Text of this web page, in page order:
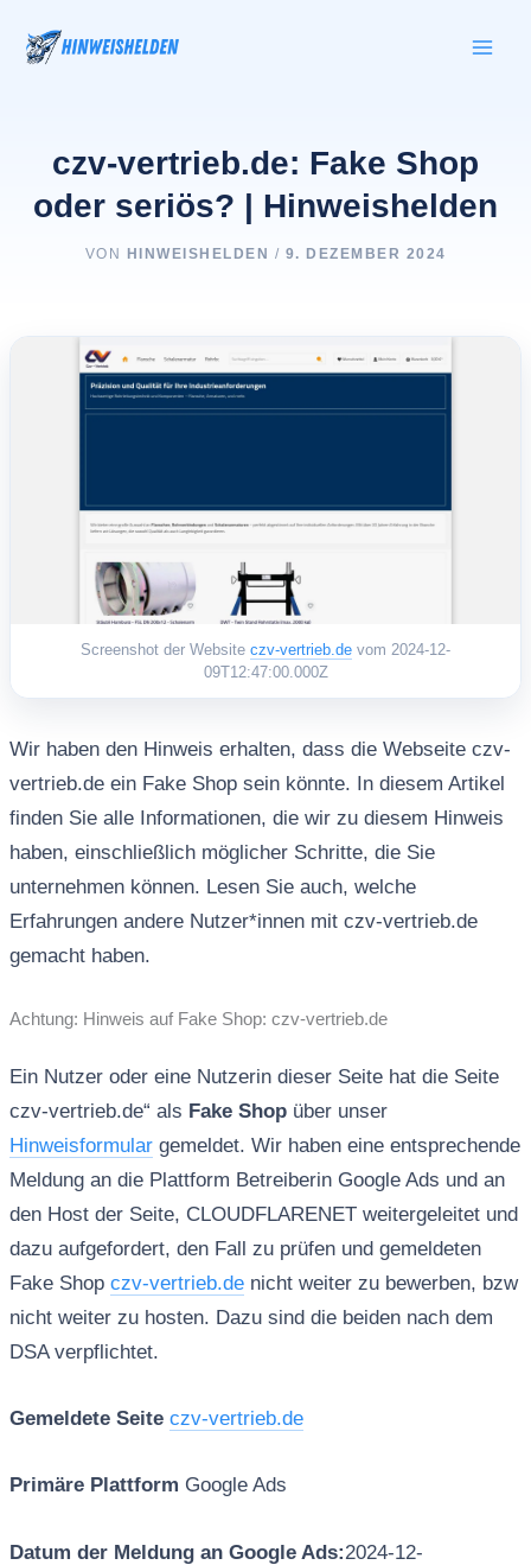
Inhalt
springen
czv-vertrieb.de: Fake Shop
oder seriös? | Hinweishelden
VON HINWEISHELDEN / 9. DEZEMBER 2024
Screenshot der Website czv-vertrieb.de vom 2024-12-
09T12:47:00.000Z
Wir haben den Hinweis erhalten, dass die Webseite czv-
vertrieb.de ein Fake Shop sein könnte. In diesem Artikel
finden Sie alle Informationen, die wir zu diesem Hinweis
haben, einschließlich möglicher Schritte, die Sie
unternehmen können. Lesen Sie auch, welche
Erfahrungen andere Nutzer*innen mit czv-vertrieb.de
gemacht haben.
Achtung: Hinweis auf Fake Shop: czv-vertrieb.de
Ein Nutzer oder eine Nutzerin dieser Seite hat die Seite
czv-vertrieb.de“ als Fake Shopüber unser
Hinweisformulargemeldet. Wir haben eine entsprechende
Meldung an die Plattform Betreiberin Google Ads und an
den Host der Seite, CLOUDFLARENET weitergeleitet und
dazu aufgefordert, den Fall zu prüfen und gemeldeten
Fake Shop czv-vertrieb.denicht weiter zu bewerben, bzw
nicht weiter zu hosten. Dazu sind die beiden nach dem
DSA verpflichtet.
Gemeldete Seite czv-vertrieb.de
Primäre Plattform Google Ads
Datum der Meldung an Google Ads:2024-12-